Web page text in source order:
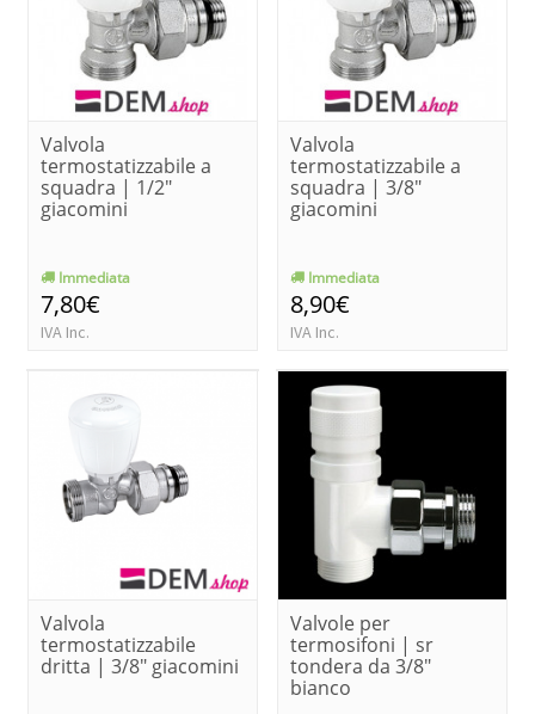
Valvola
termostatizzabile a
squadra | 1/2"
giacomini
Immediata
7,80€
IVA Inc.
Valvola
termostatizzabile a
squadra | 3/8"
giacomini
Immediata
8,90€
IVA Inc.
Valvola
termostatizzabile
dritta | 3/8" giacomini
Valvole per
termosifoni | sr
tondera da 3/8"
bianco